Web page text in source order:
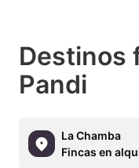
Destinos
Pandi
La Chamba
Fincas en